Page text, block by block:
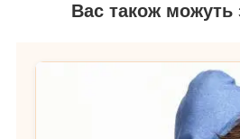
Вас також можуть